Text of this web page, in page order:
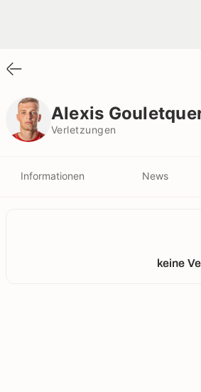
Alexis
Verletzungen
Informationen News
keine